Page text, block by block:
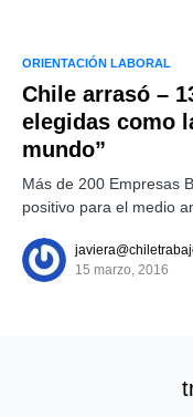
ORIENTACIÓN LABORAL
Chile arrasó –
elegidas como
mundo”
Más de 200 Empresas
positivo para el medio
15 marzo, 2016